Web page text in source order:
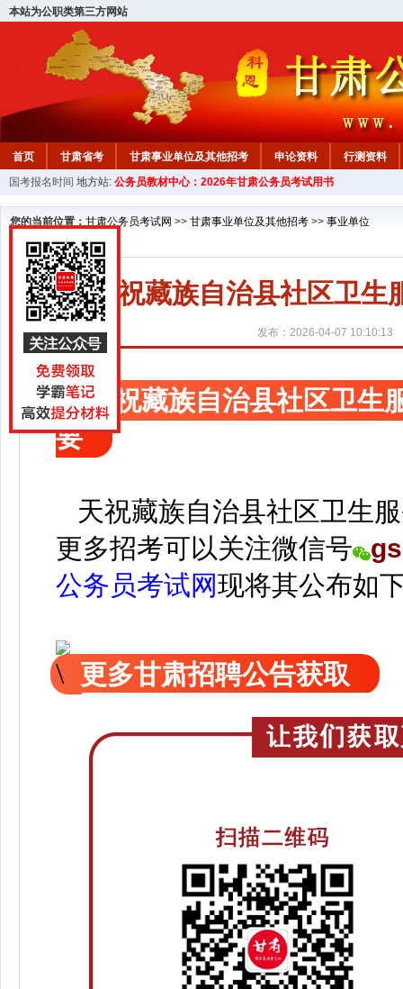
本站为公职类第三方网站
首页 甘肃省考 甘肃事业单位及其他招考 申论资料
行测资料
国考报名时间 地方站: 公务员教材中心：2026年甘肃公务员考试用书
您的当前位置： 甘肃公务员考试网 >> 甘肃事业单位及其他招考 >> 事业单位
天祝藏族自治县社区卫生
发布：2026-04-07 10:10:13
天祝藏族自治县社区卫生
要
天祝藏族自治县社区卫生
更多招考可以关注微信号
公务员考试网现将其公布如
更多甘肃招聘公告获取